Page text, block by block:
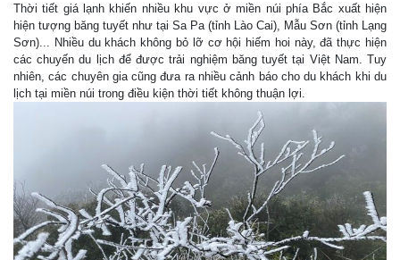
Thời tiết giá lạnh khiến nhiều khu vực ở miền núi phía Bắc xuất hiện
hiện tượng băng tuyết như tại Sa Pa (tỉnh Lào Cai), Mẫu Sơn (tỉnh Lạng
Sơn)... Nhiều du khách không bỏ lỡ cơ hội hiếm hoi này, đã thực hiện
các chuyến du lịch để được trải nghiệm băng tuyết tại Việt Nam. Tuy
nhiên, các chuyên gia cũng đưa ra nhiều cảnh báo cho du khách khi du
lịch tại miền núi trong điều kiện thời tiết không thuận lợi.